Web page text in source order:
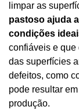
limpar as
pastoso ajuda
condições
confiáveis e que
das superfícies
defeitos, como
pode resultar
produção.